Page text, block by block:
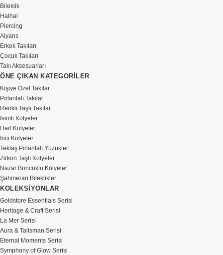
Bileklik
Halhal
Piercing
Alyans
Erkek Takıları
Çocuk Takıları
Takı Aksesuarları
ÖNE ÇIKAN KATEGORİLER
Kişiye Özel Takılar
Pırlantalı Takılar
Renkli Taşlı Takılar
İsimli Kolyeler
Harf Kolyeler
İnci Kolyeler
Tektaş Pırlantalı Yüzükler
Zirkon Taşlı Kolyeler
Nazar Boncuklu Kolyeler
Şahmeran Bileklikler
KOLEKSİYONLAR
Goldstore Essentials Serisi
Heritage & Craft Serisi
La Mer Serisi
Aura & Talisman Serisi
Eternal Moments Serisi
Symphony of Glow Serisi